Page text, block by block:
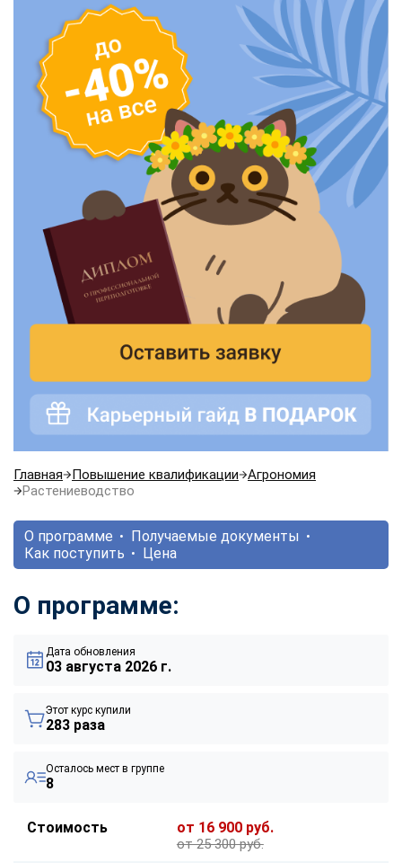
Главная Повышение квалификации
Агрономия
Растениеводство
О программе
Получаемые документы
Как поступить
Цена
О программе:
Дата обновления
03 августа 2026 г.
Этот курс купили
283 раза
Осталось мест в группе
8
Стоимость от 16 900 руб.
от 25 300 руб.